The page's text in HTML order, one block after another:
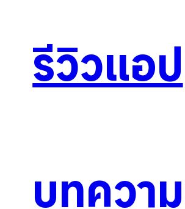
รีวิวแอป
บทความ